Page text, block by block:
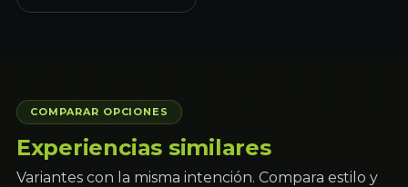
COMPARAR OPCIONES
Experiencias similares
Variantes con la misma intención. Compara estilo y